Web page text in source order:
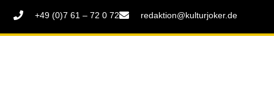
+49 (0)7 61 – 72 0 72 redaktion@kulturjoker.de